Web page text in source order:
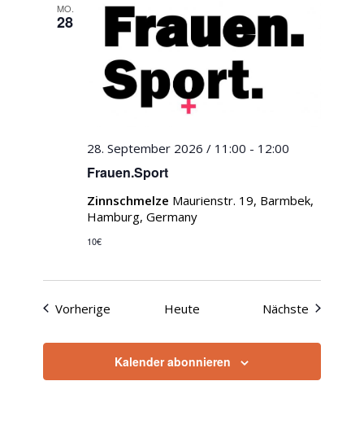
MO.
28
Frauen.Sport
28. September 2026 / 11:00 - 12:00
Zinnschmelze Maurienstr. 19, Barmbek,
Hamburg, Germany
10€
Vorherige Veranstaltungen
Heute Nächste
Kalender abonnieren